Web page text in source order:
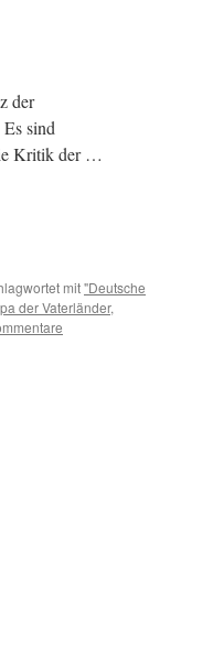
der
sind
Kritik der …
mit"Deutsche
der Vaterländer,